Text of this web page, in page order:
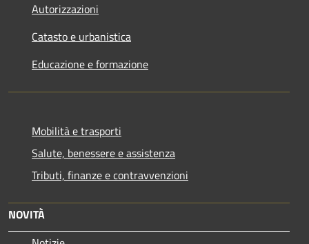
Autorizzazioni
Catasto e urbanistica
Educazione e formazione
Mobilità e trasporti
Salute, benessere e assistenza
Tributi, finanze e contravvenzioni
NOVITÀ